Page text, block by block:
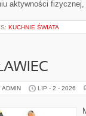
aktywności
KUCHNIE ŚWIATA
ADMIN LIP - 2 - 2026